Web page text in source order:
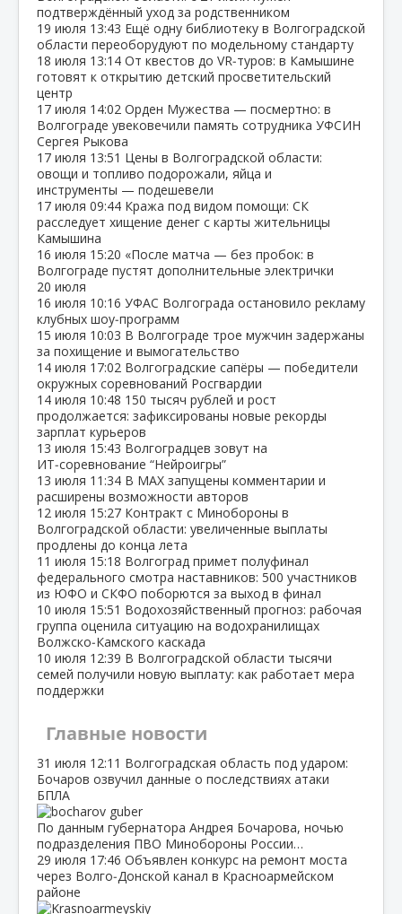
подтверждённый уход за родственником
19 июля 13:43 Ещё одну библиотеку в Волгоградской
области переоборудуют по модельному стандарту
18 июля 13:14 От квестов до VR‑туров: в Камышине
готовят к открытию детский просветительский
центр
17 июля 14:02 Орден Мужества — посмертно: в
Волгограде увековечили память сотрудника УФСИН
Сергея Рыкова
17 июля 13:51 Цены в Волгоградской области:
овощи и топливо подорожали, яйца и
инструменты — подешевели
17 июля 09:44 Кража под видом помощи: СК
расследует хищение денег с карты жительницы
Камышина
16 июля 15:20 «После матча — без пробок: в
Волгограде пустят дополнительные электрички
20 июля
16 июля 10:16 УФАС Волгограда остановило рекламу
клубных шоу‑программ
15 июля 10:03 В Волгограде трое мужчин задержаны
за похищение и вымогательство
14 июля 17:02 Волгоградские сапёры — победители
окружных соревнований Росгвардии
14 июля 10:48 150 тысяч рублей и рост
продолжается: зафиксированы новые рекорды
зарплат курьеров
13 июля 15:43 Волгоградцев зовут на
ИТ‑соревнование “Нейроигры”
13 июля 11:34 В МАХ запущены комментарии и
расширены возможности авторов
12 июля 15:27 Контракт с Минобороны в
Волгоградской области: увеличенные выплаты
продлены до конца лета
11 июля 15:18 Волгоград примет полуфинал
федерального смотра наставников: 500 участников
из ЮФО и СКФО поборются за выход в финал
10 июля 15:51 Водохозяйственный прогноз: рабочая
группа оценила ситуацию на водохранилищах
Волжско‑Камского каскада
10 июля 12:39 В Волгоградской области тысячи
семей получили новую выплату: как работает мера
поддержки
Главные новости
31 июля 12:11 Волгоградская область под ударом:
Бочаров озвучил данные о последствиях атаки
БПЛА
По данным губернатора Андрея Бочарова, ночью
подразделения ПВО Минобороны России…
29 июля 17:46 Объявлен конкурс на ремонт моста
через Волго‑Донской канал в Красноармейском
районе